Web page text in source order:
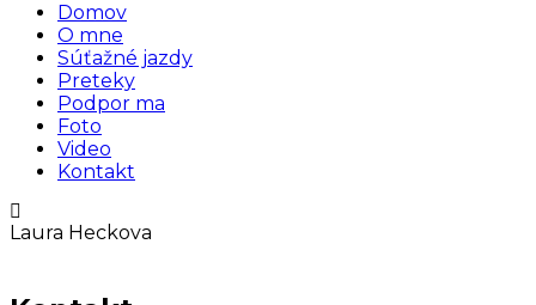
Domov
O mne
Súťažné jazdy
Preteky
Podpor ma
Foto
Video
Kontakt
Laura Heckova